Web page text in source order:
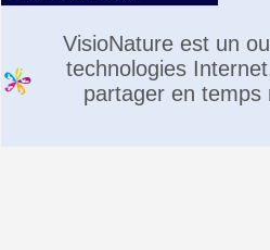
VisioNature est un
technologies
partager en temps